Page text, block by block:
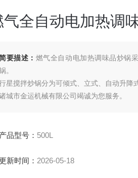
气全自动电加热调
要描述： 燃气全自动电加热调味品炒锅
。
星搅拌炒锅分为可倾式、立式、自动升降
城市金运机械有限公司竭诚为您服务。
产品型号： 500L
新时间： 2026-05-18